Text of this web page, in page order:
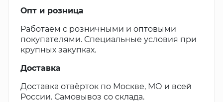
Опт и розница
Работаем с розничными и оптовыми
покупателями. Специальные условия при
крупных закупках.
Доставка
Доставка отвёрток по Москве, МО и всей
России. Самовывоз со склада.